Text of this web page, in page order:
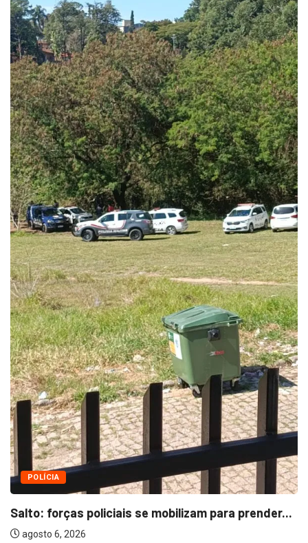
ECONOMIA
Queda dos empregos formais em Itu reflete...
agosto 6, 2026